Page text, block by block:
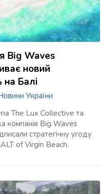
Big Waves
новий
на Балі
України
The Lux Collective та
компанія Big Waves
стратегічну угоду
of Virgin Beach.